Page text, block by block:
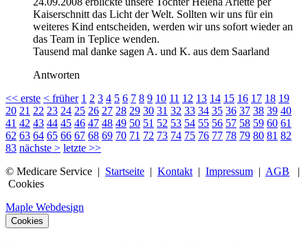
Kaiserschnitt das Licht der Welt. Sollten wir uns für ein
weiteres Kind entscheiden, werden wir uns sofort wieder an
das Team in Teplice wenden.
Tausend mal danke sagen A. und K. aus dem Saarland
Antworten
<< erste < früher 1 2 3 4 5 6 7 8 9 10 11 12 13 14 15 16 17 18 19
20 21 22 23 24 25 26 27 28 29 30 31 32 33 34 35 36 37 38 39 40
41 42 43 44 45 46 47 48 49 50 51 52 53 54 55 56 57 58 59 60 61
62 63 64 65 66 67 68 69 70 71 72 73 74 75 76 77 78 79 80 81 82
83 nächste > letzte >>
© Medicare Service | Startseite | Kontakt | Impressum | AGB |
Cookies
Maple Webdesign
Cookies